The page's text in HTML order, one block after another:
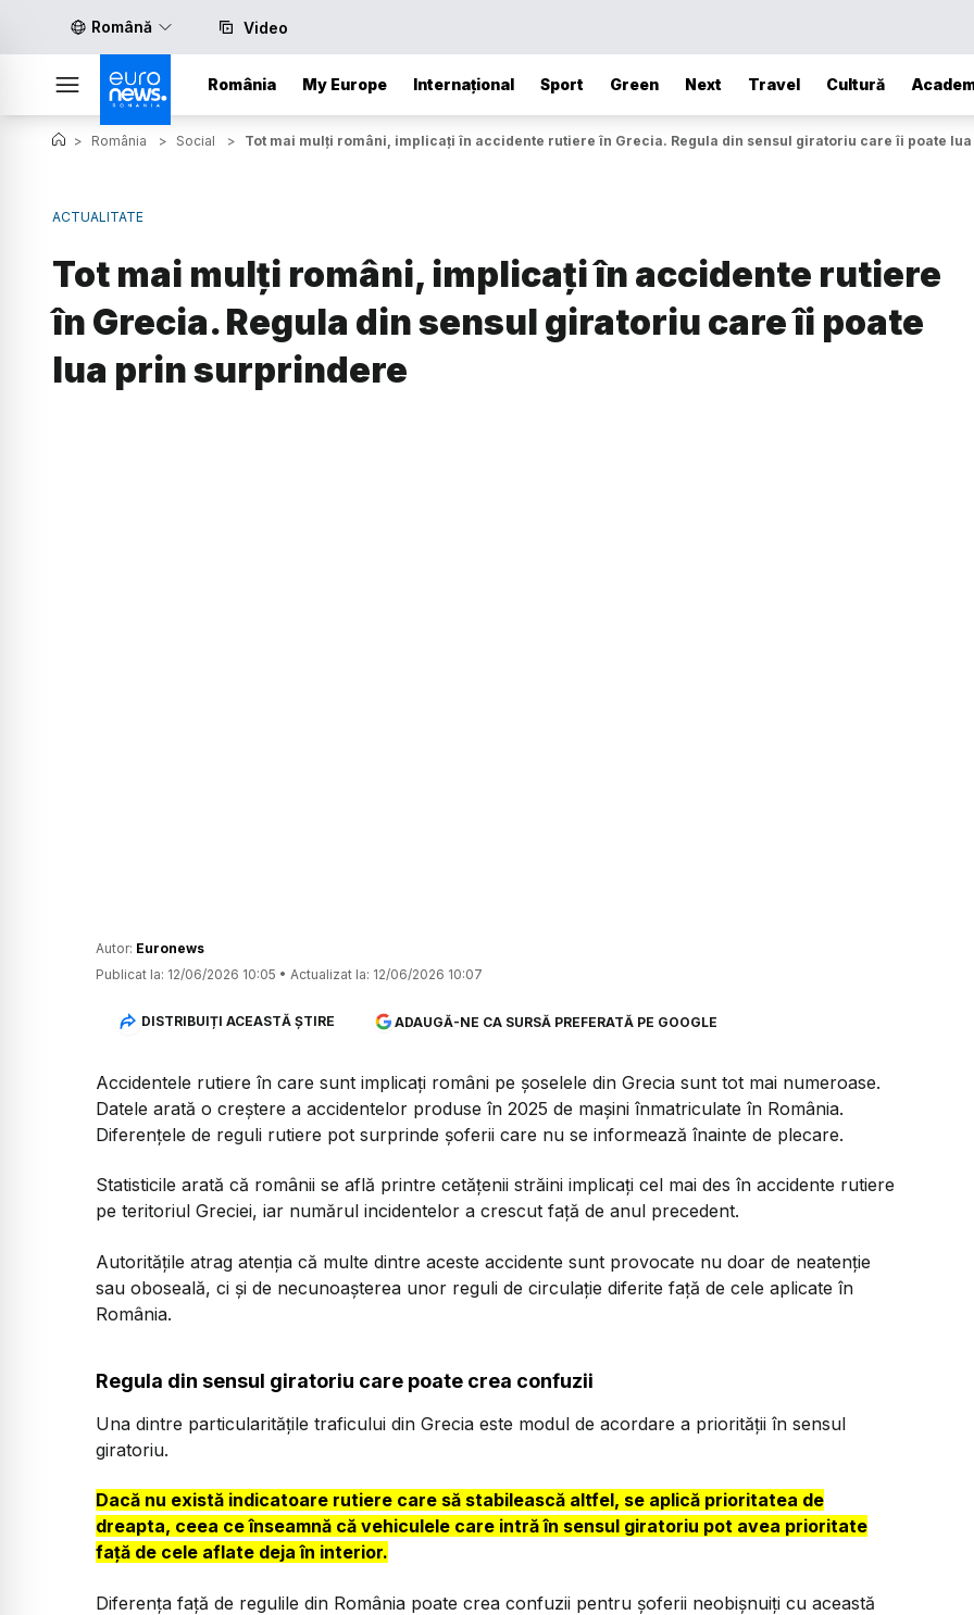
Română Video
România My Europe Internațional Sport Green Next Travel Cultură
> România > Social > Tot mai mulți români, implicați în accidente rutiere în Grecia. Regula din sensul giratoriu care îi poate
ACTUALITATE
Tot mai mulți români, implicați în accidente rutiere
în Grecia. Regula din sensul giratoriu care îi poate
lua prin surprindere
Autor: Euronews
Publicat la: 12/06/2026 10:05 • Actualizat la: 12/06/2026 10:07
DISTRIBUIȚI ACEASTĂ ȘTIRE ADAUGĂ-NE CA SURSĂ PREFERATĂ PE GOOGLE
Accidentele rutiere în care sunt implicați români pe șoselele din Grecia sunt tot mai numeroase.
Datele arată o creștere a accidentelor produse în 2025 de mașini înmatriculate în România.
Diferențele de reguli rutiere pot surprinde șoferii care nu se informează înainte de plecare.
Statisticile arată că românii se află printre cetățenii străini implicați cel mai des în accidente rutiere
pe teritoriul Greciei, iar numărul incidentelor a crescut față de anul precedent.
Autoritățile atrag atenția că multe dintre aceste accidente sunt provocate nu doar de neatenție
sau oboseală, ci și de necunoașterea unor reguli de circulație diferite față de cele aplicate în
România.
Regula din sensul giratoriu care poate crea confuzii
Una dintre particularitățile traficului din Grecia este modul de acordare a priorității în sensul
giratoriu.
Dacă nu există indicatoare rutiere care să stabilească altfel, se aplică prioritatea de
dreapta, ceea ce înseamnă că vehiculele care intră în sensul giratoriu pot avea prioritate
față de cele aflate deja în interior.
Diferența față de regulile din România poate crea confuzii pentru șoferii neobișnuiți cu această